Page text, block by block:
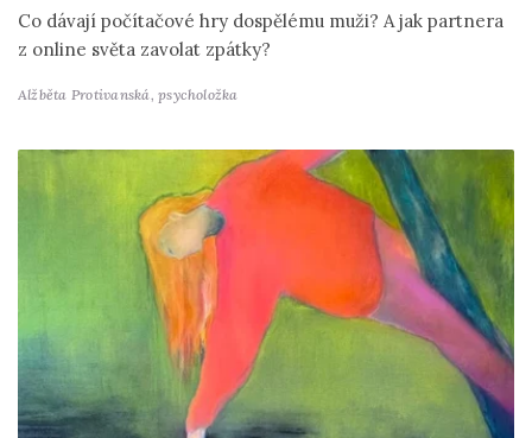
Co dávají počítačové hry dospělému muži? A jak partnera
z online světa zavolat zpátky?
Alžběta Protivanská,psycholožka